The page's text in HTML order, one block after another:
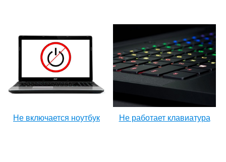
Не включается ноутбук Не работает клавиатура